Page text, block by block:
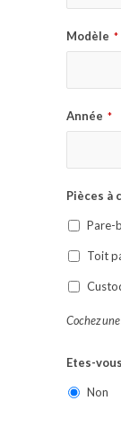
Modèle *
Année *
Pièces à
Pare-
Toit
Cochez
Etes-
Non